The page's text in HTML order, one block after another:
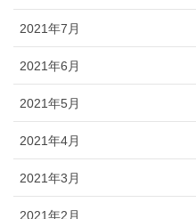
2021年7月
2021年6月
2021年5月
2021年4月
2021年3月
2021年2月